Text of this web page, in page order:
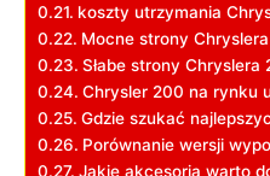
koszty utrzymania
Mocne strony
Słabe strony Chryslera
Chrysler 200 na rynku
Gdzie szukać
Porównanie wersji
Jakie akcesoria warto